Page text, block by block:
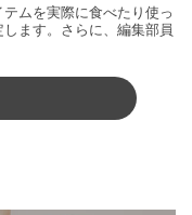
ムを実際に食べたり使っ
ます。さらに、編集部員